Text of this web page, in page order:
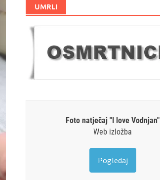
UMRLI
Foto natječaj "I love Vodnjan"
Web izložba
Pogledaj